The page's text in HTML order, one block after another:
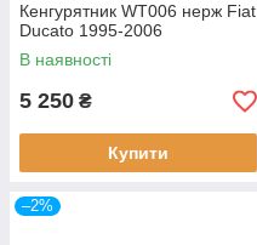
Кенгурятник WT006 нерж Fiat
Ducato 1995-2006
В наявності
5 250 ₴
Купити
–2%